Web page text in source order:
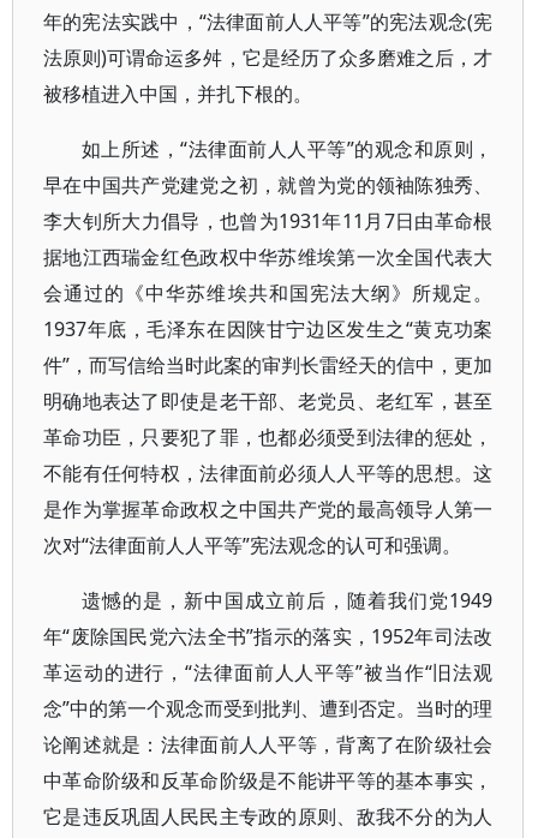
年的宪法实践中，“法律面前人人平等”的宪法观念(宪
法原则)可谓命运多舛，它是经历了众多磨难之后，才
被移植进入中国，并扎下根的。
如上所述，“法律面前人人平等”的观念和原则，
早在中国共产党建党之初，就曾为党的领袖陈独秀、
李大钊所大力倡导，也曾为1931年11月7日由革命根
据地江西瑞金红色政权中华苏维埃第一次全国代表大
会通过的《中华苏维埃共和国宪法大纲》所规定。
1937年底，毛泽东在因陕甘宁边区发生之“黄克功案
件”，而写信给当时此案的审判长雷经天的信中，更加
明确地表达了即使是老干部、老党员、老红军，甚至
革命功臣，只要犯了罪，也都必须受到法律的惩处，
不能有任何特权，法律面前必须人人平等的思想。这
是作为掌握革命政权之中国共产党的最高领导人第一
次对“法律面前人人平等”宪法观念的认可和强调。
遗憾的是，新中国成立前后，随着我们党1949
年“废除国民党六法全书”指示的落实，1952年司法改
革运动的进行，“法律面前人人平等”被当作“旧法观
念”中的第一个观念而受到批判、遭到否定。当时的理
论阐述就是：法律面前人人平等，背离了在阶级社会
中革命阶级和反革命阶级是不能讲平等的基本事实，
它是违反巩固人民民主专政的原则、敌我不分的为人